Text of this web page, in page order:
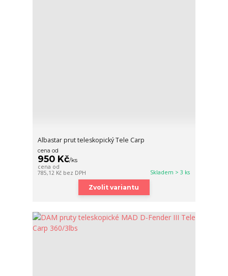
Albastar prut teleskopický Tele Carp
cena od
950 Kč/ks
cena od
785,12 Kč bez DPH Skladem > 3 ks
Zvolit variantu